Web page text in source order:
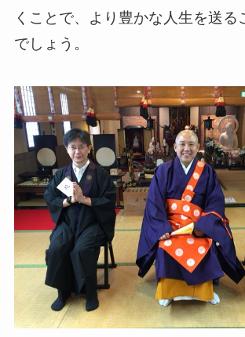
くことで、より豊かな人生を送る
でしょう。